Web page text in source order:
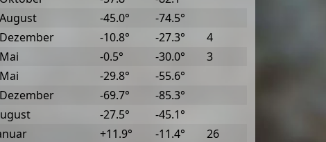
-45.0°
-74.5°
-10.8° -27.3°
4
-0.5° -30.0°
3
-29.8°
-55.6°
-69.7°
-85.3°
-27.5°
-45.1°
+11.9° -11.4°
26